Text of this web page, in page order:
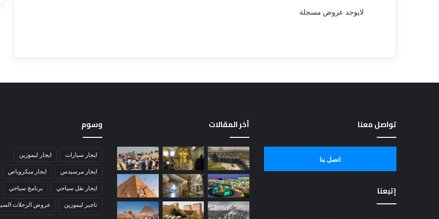
لايوجد عروض مسجلة
تواصل معنا
اتصل بنا
إتبعنا
أخر المقالات وسوم
ايجار سيارات ايجار ليموزين
ايجار مرسيدس ايجار ميكروباص
ايجار نقل سياحي برنامج سياحي
تاجير ليموزين عروض الرحلات